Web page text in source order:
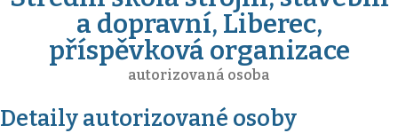
a dopravní, Liberec,
příspěvková organizace
autorizovaná osoba
Detaily autorizované osoby